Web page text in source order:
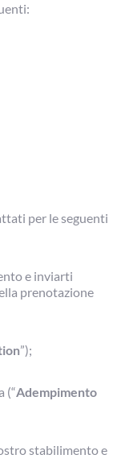
per le seguenti
e inviarti
prenotazione
”);
(“Adempimento
stabilimento e